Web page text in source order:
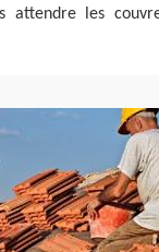
attendre les